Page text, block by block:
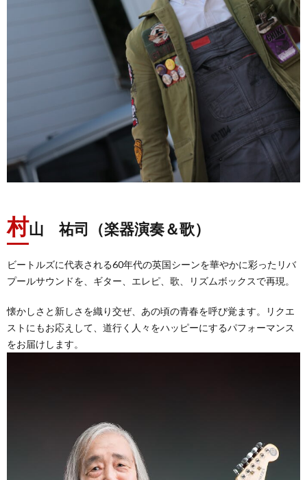
村山 祐司（楽器演奏＆歌）
ビートルズに代表される60年代の英国シーンを華やかに彩ったリバ
プールサウンドを、ギター、エレピ、歌、リズムボックスで再現。
懐かしさと新しさを織り交ぜ、あの頃の青春を呼び覚ます。リクエ
ストにもお応えして、道行く人々をハッピーにするパフォーマンス
をお届けします。